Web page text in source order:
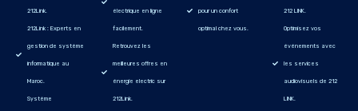
212Link.
212Link : Experts en
gestion de système
informatique au
Maroc.
Système
électrique en ligne
facilement.
Retrouvez les
meilleures offres en
énergie electric sur
212Link.
pour un confort
optimal chez vous.
212 LINK.
Optimisez vos
événements avec
les services
audiovisuels de 212
LINK.